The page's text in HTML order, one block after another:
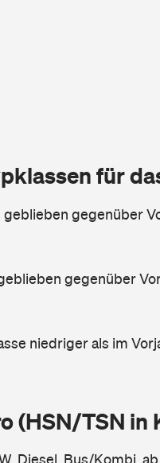
für
geblieben gegenüber
gegenüber
niedriger als im
(HSN/TSN in
Diesel, Bus/Kombi,